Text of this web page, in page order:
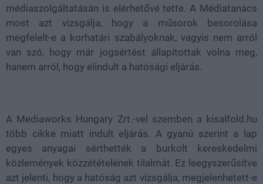
médiaszolgáltatásán is elérhetővé tette. A Médiatanács
most azt vizsgálja, hogy a műsorok besorolása
megfelelt-e a korhatári szabályoknak, vagyis nem arról
van szó, hogy már jogsértést állapítottak volna meg,
hanem arról, hogy elindult a hatósági eljárás.
A Mediaworks Hungary Zrt.-vel szemben a kisalfold.hu
több cikke miatt indult eljárás. A gyanú szerint a lap
egyes anyagai sérthették a burkolt kereskedelmi
közlemények közzétételének tilalmát. Ez leegyszerűsítve
azt jelenti, hogy a hatóság azt vizsgálja, megjelenhetett-e